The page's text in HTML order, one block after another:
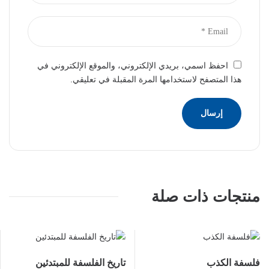
احفظ اسمي، بريدي الإلكتروني، والموقع الإلكتروني في
هذا المتصفح لاستخدامها المرة المقبلة في تعليقي.
منتجات ذات صلة
فلسفة الكذب تاريخ الفلسفة للمبتدئين